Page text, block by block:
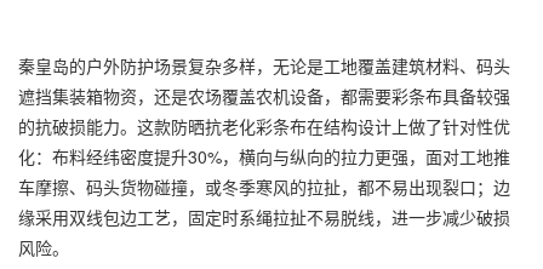
秦皇岛的户外防护场景复杂多样，无论是工地覆盖建筑材料、码头
遮挡集装箱物资，还是农场覆盖农机设备，都需要彩条布具备较强
的抗破损能力。这款防晒抗老化彩条布在结构设计上做了针对性优
化：布料经纬密度提升30%，横向与纵向的拉力更强，面对工地推
车摩擦、码头货物碰撞，或冬季寒风的拉扯，都不易出现裂口；边
缘采用双线包边工艺，固定时系绳拉扯不易脱线，进一步减少破损
风险。